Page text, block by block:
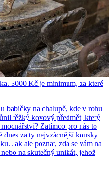
3000 Kč je minimum, za které
babičky na chalupě, kde v rohu
těžký kovový předmět, který
Zatímco pro nás to
dnes za ty nejvzácnější kousky
Jak ale poznat, zda se vám na
na skutečný unikát, jehož